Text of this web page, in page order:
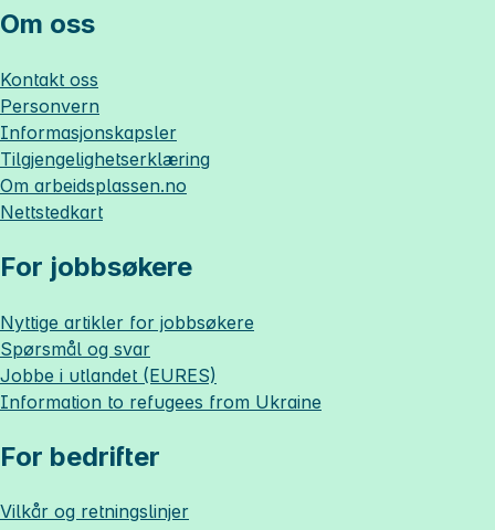
Om oss
Kontakt oss
Personvern
Informasjonskapsler
Tilgjengelighetserklæring
Om arbeidsplassen.no
Nettstedkart
For jobbsøkere
Nyttige artikler for jobbsøkere
Spørsmål og svar
Jobbe i utlandet (EURES)
Information to refugees from Ukraine
For bedrifter
Vilkår og retningslinjer